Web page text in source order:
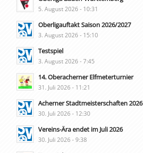
5. August 2026 - 10:31
Oberligauftakt Saison 2026/2027
3. August 2026 - 15:10
Testspiel
3. August 2026 - 7:45
14. Oberacherner Elfmeterturnier
31. Juli 2026 - 11:21
Acherner Stadtmeisterschaften 2026
30. Juli 2026 - 12:30
Vereins-Ära endet im Juli 2026
30. Juli 2026 - 9:38